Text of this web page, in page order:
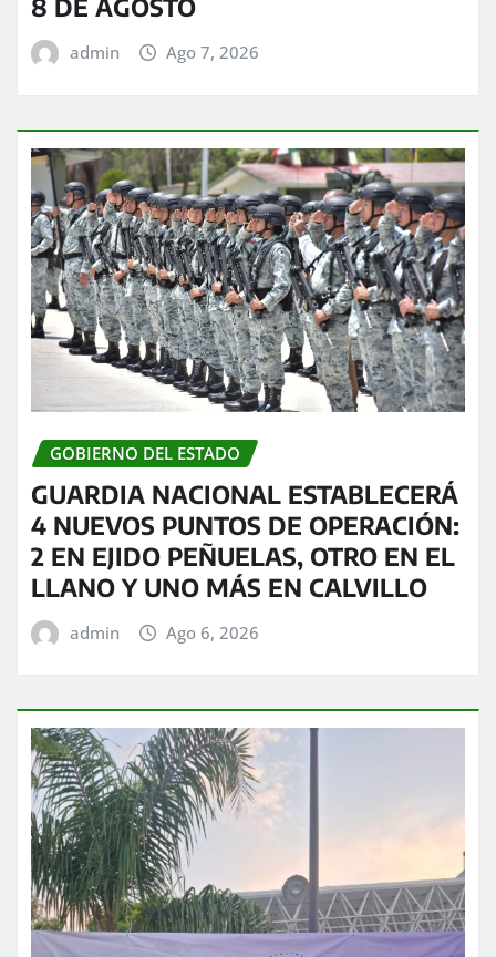
8 DE AGOSTO
admin Ago 7, 2026
GOBIERNO DEL ESTADO
GUARDIA NACIONAL ESTABLECERÁ
4 NUEVOS PUNTOS DE OPERACIÓN:
2 EN EJIDO PEÑUELAS, OTRO EN EL
LLANO Y UNO MÁS EN CALVILLO
admin Ago 6, 2026